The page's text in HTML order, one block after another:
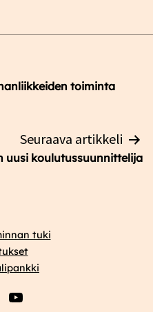
toiminta
Seuraava artikkeli
uusi koulutussuunnittelija
tuki